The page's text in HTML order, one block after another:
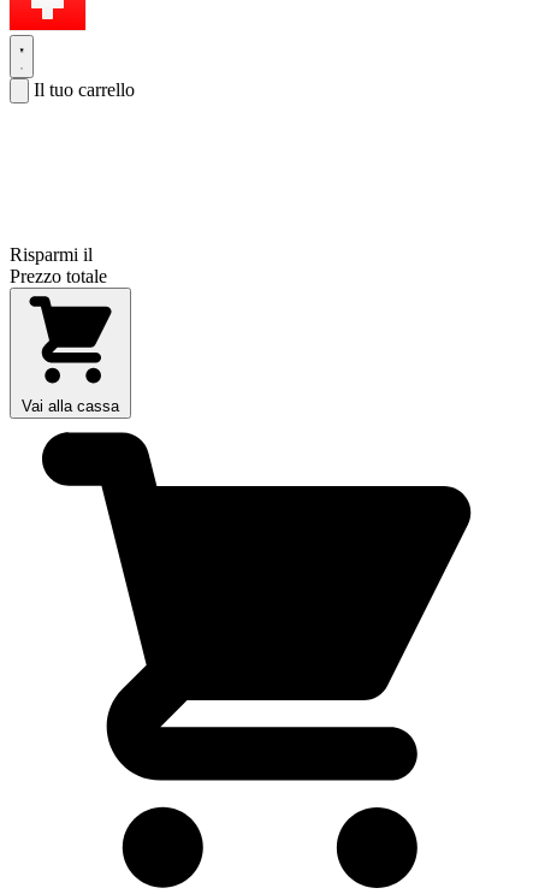
Il tuo carrello
Risparmi il
Prezzo totale
Vai alla cassa